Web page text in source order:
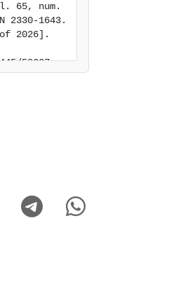
65, num.
2330-1643.
2026].
58637